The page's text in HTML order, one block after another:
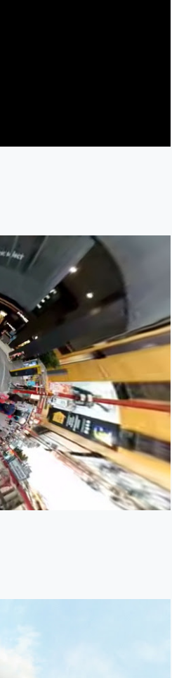
旗艦手機! 加碼小旗艦 Xiaomi 14
鏡頭、攝影棚級柔光環、拍攝
O-ONE MAG 最會吸的行動電源
光學長焦隨手拍，紀錄生活
登錄在送飛利浦氣炸鍋